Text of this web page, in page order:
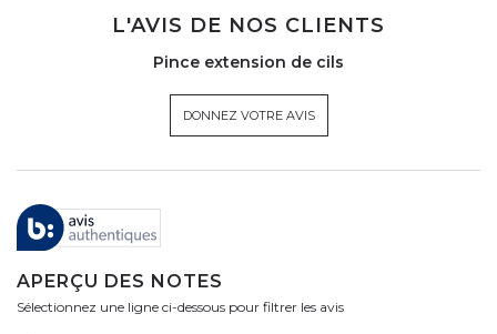
L'AVIS DE NOS CLIENTS
Pince extension de cils
DONNEZ VOTRE AVIS
APERÇU DES NOTES
Sélectionnez une ligne ci-dessous pour filtrer les avis